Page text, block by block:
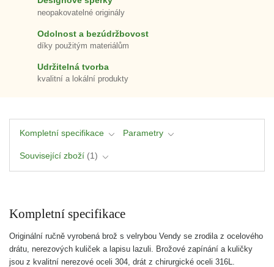
neopakovatelné originály
Odolnost a bezúdržbovost
díky použitým materiálům
Udržitelná tvorba
kvalitní a lokální produkty
Kompletní specifikace Parametry
Související zboží 1
Kompletní specifikace
Originální ručně vyrobená brož s velrybou Vendy se zrodila z ocelového
drátu, nerezových kuliček a lapisu lazuli. Brožové zapínání a kuličky
jsou z kvalitní nerezové oceli 304, drát z chirurgické oceli 316L.